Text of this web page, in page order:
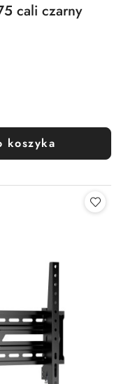
cali czarny
koszyka